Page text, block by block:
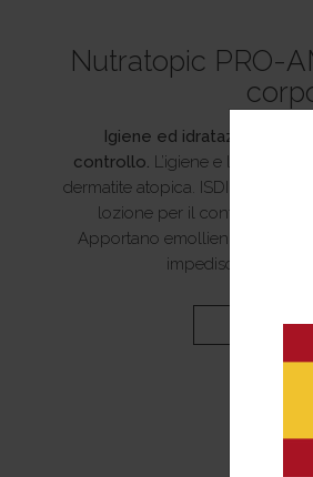
Nutratopic PRO-
Igiene ed idratazione
controllo. L’igiene e
dermatite atopica. ISDIN
lozione per il controllo e il
Apportano emollienza, aiutano
impediscono
SCOPRI DI